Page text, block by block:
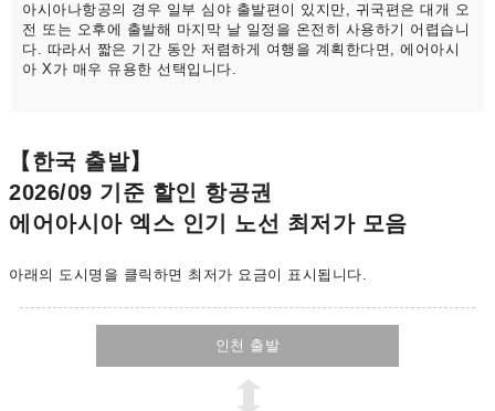
아시아나항공의 경우 일부 심야 출발편이 있지만, 귀국편은 대개 오
전 또는 오후에 출발해 마지막 날 일정을 온전히 사용하기 어렵습니
다. 따라서 짧은 기간 동안 저렴하게 여행을 계획한다면, 에어아시
아 X가 매우 유용한 선택입니다.
【한국 출발】
2026/09 기준 할인 항공권
에어아시아 엑스 인기 노선 최저가 모음
아래의 도시명을 클릭하면 최저가 요금이 표시됩니다.
인천 출발